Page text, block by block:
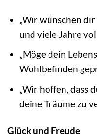
„Wir wünschen
und viele Jahre
„Möge dein
Wohlbefinden
„Wir hoffen, dass
deine Träume zu
Glück und Freude